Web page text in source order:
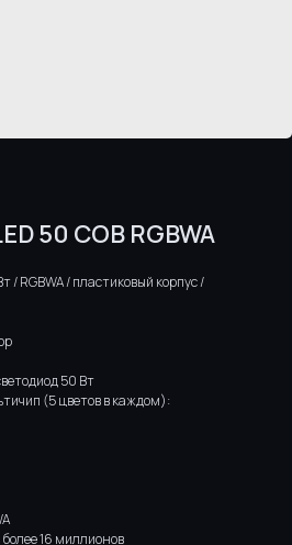
50 COB RGBWA
/ RGBWA / пластиковый корпус /
50 Вт
(5 цветов в каждом):
более 16 миллионов